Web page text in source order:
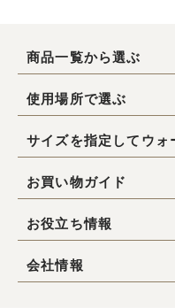
商品一覧から選ぶ
使用場所で選ぶ
サイズを指定してウォ
お買い物ガイド
お役立ち情報
会社情報